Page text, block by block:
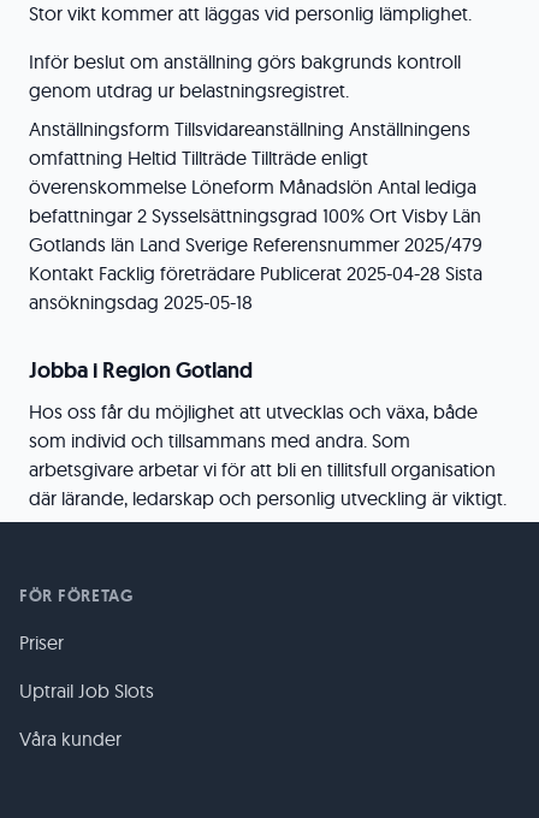
Stor vikt kommer att läggas vid personlig lämplighet.
Inför beslut om anställning görs bakgrunds kontroll
genom utdrag ur belastningsregistret.
Anställningsform Tillsvidareanställning Anställningens
omfattning Heltid Tillträde Tillträde enligt
överenskommelse Löneform Månadslön Antal lediga
befattningar 2 Sysselsättningsgrad 100% Ort Visby Län
Gotlands län Land Sverige Referensnummer 2025/479
Kontakt Facklig företrädare Publicerat 2025-04-28 Sista
ansökningsdag 2025-05-18
Jobba i Region Gotland
Hos oss får du möjlighet att utvecklas och växa, både
som individ och tillsammans med andra. Som
arbetsgivare arbetar vi för att bli en tillitsfull organisation
där lärande, ledarskap och personlig utveckling är viktigt.
FÖR FÖRETAG
Priser
Uptrail Job Slots
Våra kunder